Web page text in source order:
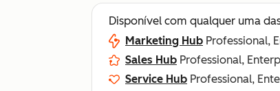
Disponível com qualquer uma
Marketing Hub Professional,
Sales Hub Professional,
Service Hub Professional,